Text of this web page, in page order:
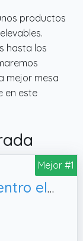
productos
hasta los
mejor mesa
en este
Mejor #1
DORMIDAN- Mesa de Centro elevable, Mayor Grosor y Estabilidad (Roble)